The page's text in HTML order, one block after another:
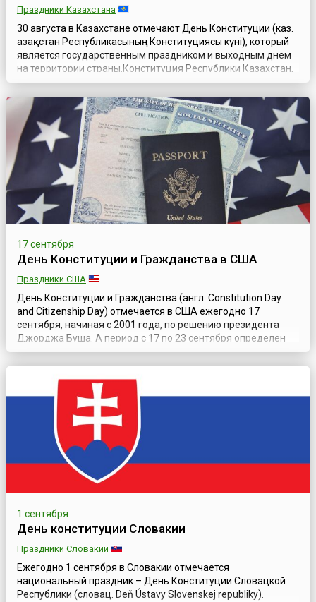
Праздники Казахстана
30 августа в Казахстане отмечают День Конституции (каз.
Қазақстан Республикасының Конституциясы күні), который
является государственным праздником и выходным днем
на территории страны.Конституция Республики Казахстан,
принятая на общенациональном референдуме 30 августа
1995 года (с последующими изменениями и дополнениями
от 1998, 2007, 2011, 2017, 2019 и 2022 годов), — как
основной закон стран...
17 сентября
День Конституции и Гражданства в США
Праздники США
День Конституции и Гражданства (англ. Constitution Day
and Citizenship Day) отмечается в США ежегодно 17
сентября, начиная с 2001 года, по решению президента
Джорджа Буша. А период с 17 по 23 сентября определен
еще с 1955 года как Неделя Конституции. Многие граждане
США — как рожденные в Соединенных Штатах, так и
принявшие гражданство, независимо от национальности и
вероисповедания — отмечают ...
1 сентября
День конституции Словакии
Праздники Словакии
Ежегодно 1 сентября в Словакии отмечается
национальный праздник – День Конституции Словацкой
Республики (словац. Deň Ústavy Slovenskej republiky).